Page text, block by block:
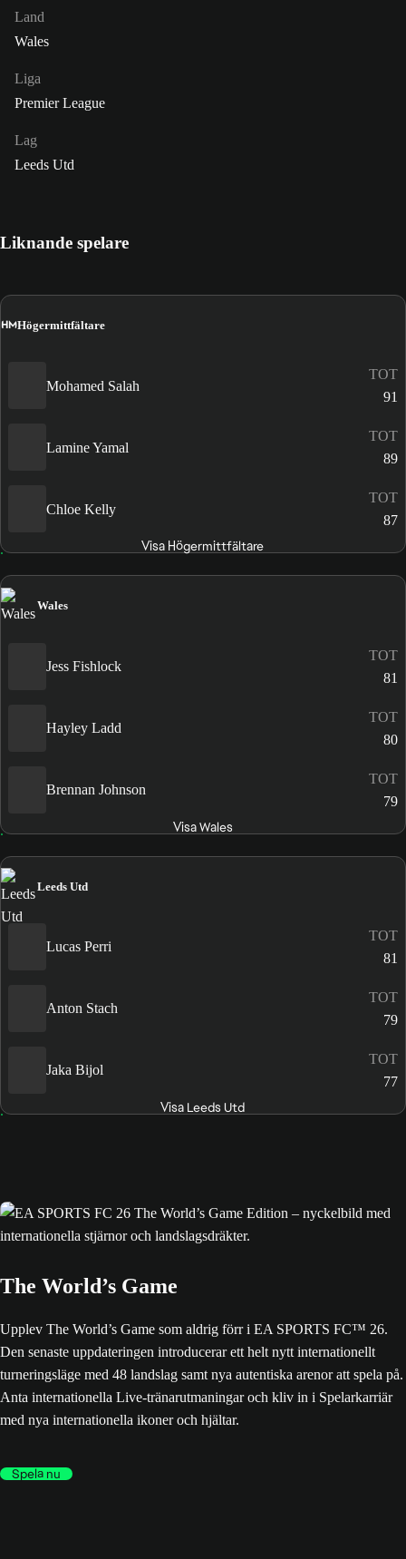
Land
Wales
Liga
Premier League
Lag
Leeds Utd
Liknande spelare
HMHögermittfältare
Mohamed Salah
TOT
91
Lamine Yamal
TOT
89
Chloe Kelly
TOT
87
Visa Högermittfältare
Wales
Jess Fishlock
TOT
81
Hayley Ladd
TOT
80
Brennan Johnson
TOT
79
Visa Wales
Leeds Utd
Lucas Perri
TOT
81
Anton Stach
TOT
79
Jaka Bijol
TOT
77
Visa Leeds Utd
The World’s Game
Upplev The World’s Game som aldrig förr i EA SPORTS FC™ 26.
Den senaste uppdateringen introducerar ett helt nytt internationellt
turneringsläge med 48 landslag samt nya autentiska arenor att spela på.
Anta internationella Live-tränarutmaningar och kliv in i Spelarkarriär
med nya internationella ikoner och hjältar.
Spela nu